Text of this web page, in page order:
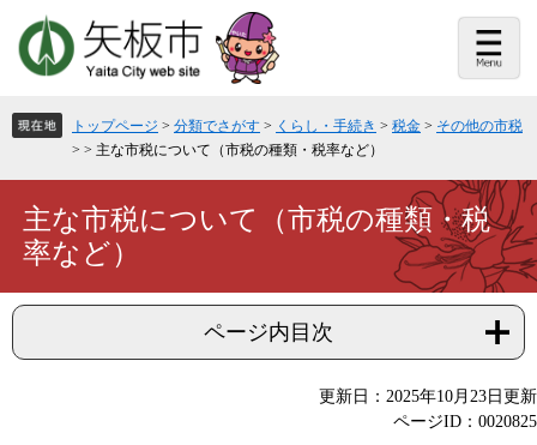
頭
で
飛
ば
て
トップページ > 分類でさがす > くらし・手続き > 税金 > その他の市税
> > 主な市税について（市税の種類・税率など）
主な市税について（市税の種類・税
率など）
ページ内目次
更新日：2025年10月23日更新
ページID：0020825